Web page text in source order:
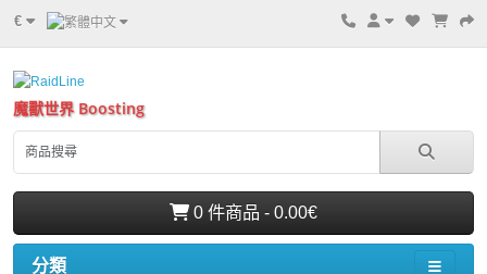
€
魔獸世界 Boosting
0 件商品 - 0.00€
分類